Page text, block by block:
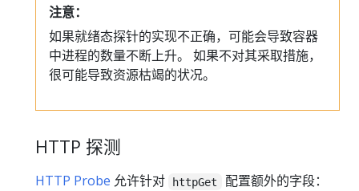
注意：
如果就绪态探针的实现不正确，可能会导致容器
中进程的数量不断上升。 如果不对其采取措施，
很可能导致资源枯竭的状况。
HTTP 探测
HTTP Probe 允许针对 httpGet 配置额外的字段：